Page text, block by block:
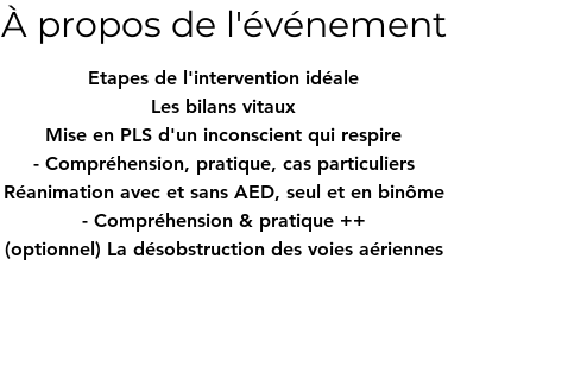
À propos de l'événement
Etapes de l'intervention idéale
Les bilans vitaux
Mise en PLS d'un inconscient qui respire
- Compréhension, pratique, cas particuliers
Réanimation avec et sans AED, seul et en binôme
- Compréhension & pratique ++
(optionnel) La désobstruction des voies aériennes